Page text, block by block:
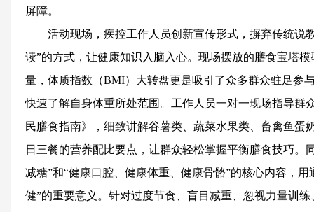
屏障。
活动现场，疾控工作人员创新宣传形式，摒弃传统说
读”的方式，让健康知识入脑入心。现场摆放的膳食宝塔
量，体质指数（BMI）大转盘更是吸引了众多群众驻足参
快速了解自身体重所处范围。工作人员一对一现场指导群
民膳食指南》，细致讲解谷薯类、蔬菜水果类、畜禽鱼蛋
日三餐的营养配比要点，让群众轻松掌握平衡膳食技巧。
减糖”和“健康口腔、健康体重、健康骨骼”的核心内容，
健”的重要意义。针对过度节食、盲目减重、忽视力量训